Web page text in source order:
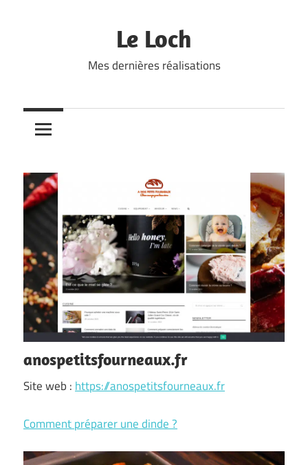
Le Loch
Mes dernières réalisations
anospetitsfourneaux.fr
Site web : https://anospetitsfourneaux.fr
Comment préparer une dinde ?